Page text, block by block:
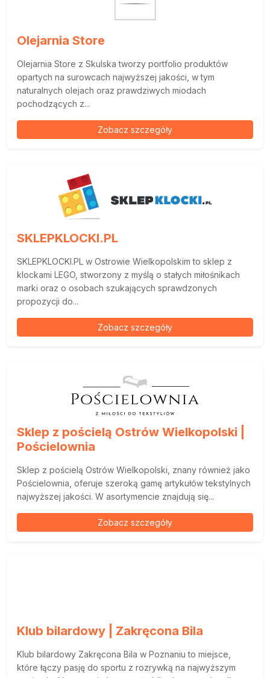
Olejarnia Store
Olejarnia Store z Skulska tworzy portfolio produktów
opartych na surowcach najwyższej jakości, w tym
naturalnych olejach oraz prawdziwych miodach
pochodzących z...
Zobacz szczegóły
SKLEPKLOCKI.PL
SKLEPKLOCKI.PL w Ostrowie Wielkopolskim to sklep z
klockami LEGO, stworzony z myślą o stałych miłośnikach
marki oraz o osobach szukających sprawdzonych
propozycji do...
Zobacz szczegóły
Sklep z pościelą Ostrów Wielkopolski |
Pościelownia
Sklep z pościelą Ostrów Wielkopolski, znany również jako
Pościelownia, oferuje szeroką gamę artykułów tekstylnych
najwyższej jakości. W asortymencie znajdują się...
Zobacz szczegóły
Klub bilardowy | Zakręcona Bila
Klub bilardowy Zakręcona Bila w Poznaniu to miejsce,
które łączy pasję do sportu z rozrywką na najwyższym